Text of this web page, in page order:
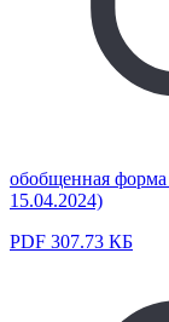
обобщенная форма
15.04.2024)
PDF 307.73 КБ